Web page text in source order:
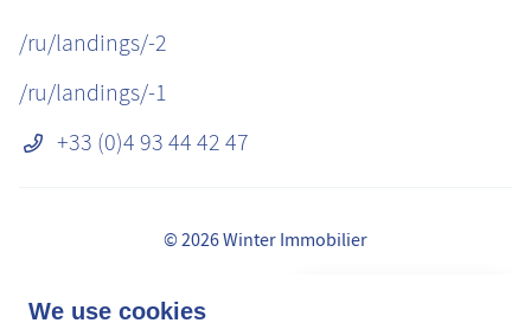
We use cookies
/ru/landings/-2
/ru/landings/-1
+33 (0)4 93 44 42 47
© 2026 Winter Immobilier